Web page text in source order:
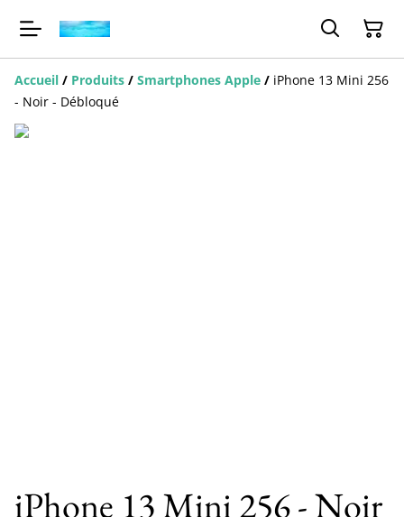
Accueil / Produits / Smartphones Apple / iPhone 13 Mini 256
- Noir - Débloqué
iPhone 13 Mini 256 - Noir